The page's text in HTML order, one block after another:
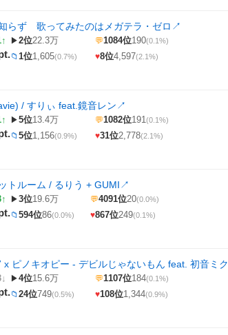
らず 歌ってみたのはメガテラ・ゼロ ↗
▶2位22.3万 💬1084位190(0.1%)
📁 1位1,605(0.7%) ♥8位4,597(2.1%)
/ すりぃ feat.鏡音レン↗
▶5位13.4万 💬1082位191(0.1%)
📁 5位1,156(0.9%) ♥31位2,778(2.1%)
トルーム / るりう + GUMI↗
▶3位19.6万 💬4091位20(0.0%)
📁 594位86(0.0%) ♥867位249(0.1%)
x ピノキオピー - デビルじゃないもん feat. 初音ミク
▶4位15.6万 💬1107位184(0.1%)
📁 24位749(0.5%) ♥108位1,344(0.9%)